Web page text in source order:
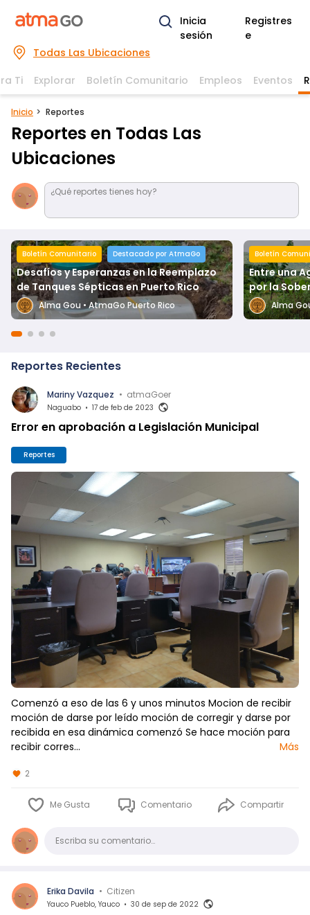
Inicia
sesión
Registres
e
Todas Las Ubicaciones
Ti Explorar Boletín Comunitario Empleos Eventos
Inicio Reportes
Reportes en Todas Las
Ubicaciones
¿Qué reportes tienes hoy?
Boletín Comunitario Destacado por AtmaGo
Desafíos y Esperanzas en la Reemplazo
de Tanques Sépticas en Puerto Rico
Alma Gou • AtmaGo Puerto Rico
Boletín
Entre una
por la
Alma
Reportes Recientes
Mariny Vazquez • atmaGoer
Naguabo • 17 de feb de 2023
Error en aprobación a Legislación Municipal
Reportes
Comenzó a eso de las 6 y unos minutos Mocion de recibir
moción de darse por leído moción de corregir y darse por
recibida en esa dinámica comenzó Se hace moción para
recibir corres…
Más
2
Me Gusta Comentario Compartir
ComentarioEscriba su comentario…
Erika Davila • Citizen
Yauco Pueblo, Yauco • 30 de sep de 2022